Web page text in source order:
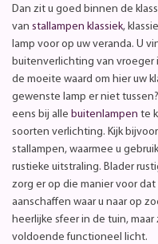
Dan zit u goed binnen de
van stallampen klassiek,
lamp voor op uw veranda. U
buitenverlichting van vroeger
de moeite waard om hier uw
gewenste lamp er niet
eens bij alle buitenlampen te
soorten verlichting. Kijk
stallampen, waarmee u
rustieke uitstraling. Blader
zorg er op die manier voor
aanschaffen waar u naar op
heerlijke sfeer in de tuin,
voldoende functioneel licht.